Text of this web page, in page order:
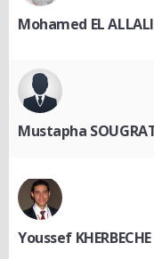
Mohamed EL ALLALI
Mustapha
Youssef KHERBECHE